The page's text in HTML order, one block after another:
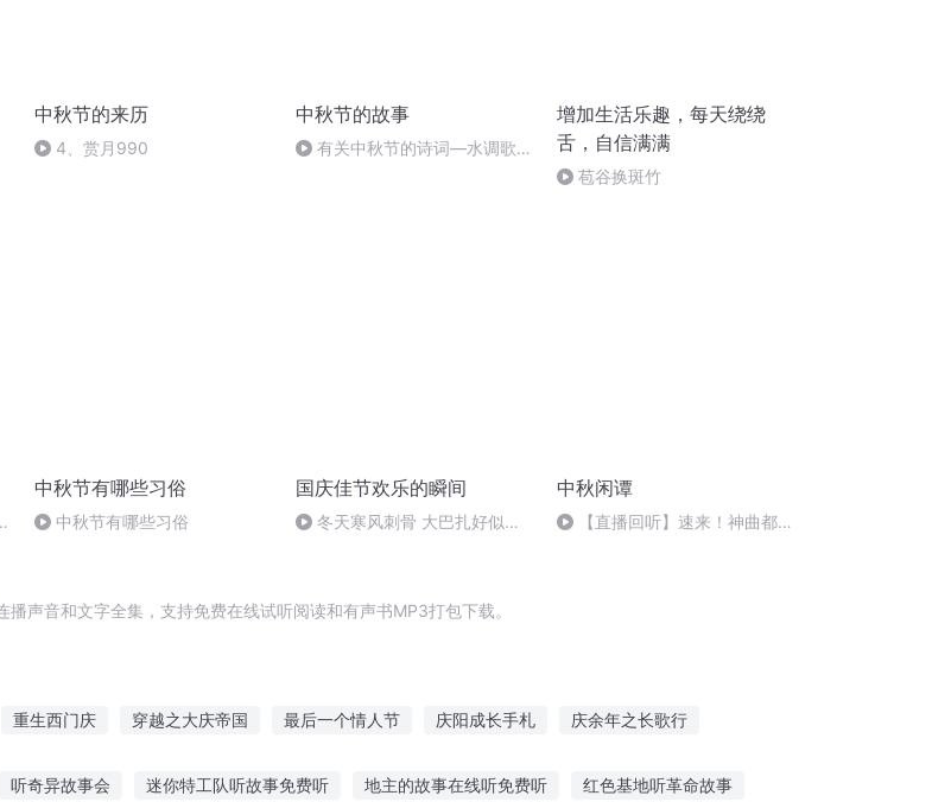
中秋节的来历
4、赏月990
中秋节的故事
有关中秋节的诗词―水调歌
增加生活乐趣，每天绕绕
舌，自信满满
苞谷换斑竹
中秋节有哪些习俗
中秋节有哪些习俗
国庆佳节欢乐的瞬间
冬天寒风刺骨 大巴扎好似温
中秋闲谭
【直播回听】速来！神曲都会
声音和文字全集，支持免费在线试听阅读和有声书MP3打包下载。
重生西门庆 穿越之大庆帝国 最后一个情人节 庆阳成长手札 庆余年之长歌行
听奇异故事会 迷你特工队听故事免费听 地主的故事在线听免费听 红色基地听革命故事